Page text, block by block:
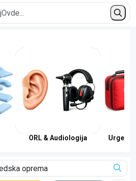
ORL & Audiologija